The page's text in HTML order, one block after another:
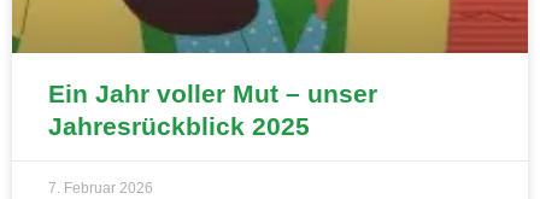
Ein Jahr voller Mut – unser
Jahresrückblick 2025
7. Februar 2026